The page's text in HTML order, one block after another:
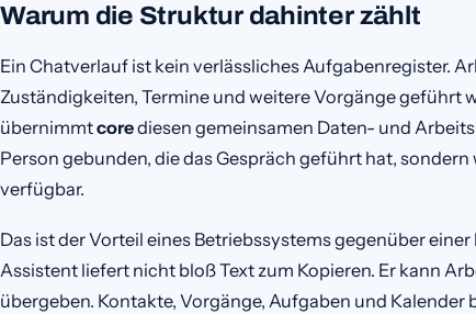
Warum die Struktur dahinter zählt
Ein Chatverlauf ist kein verlässliches Aufgabenregister.
Zuständigkeiten, Termine und weitere Vorgänge
übernimmtcorediesen gemeinsamen Daten- und
Person gebunden, die das Gespräch geführt hat,
verfügbar.
Das ist der Vorteil eines Betriebssystems gegenüber
Assistent liefert nicht bloß Text zum Kopieren. Er kann
übergeben. Kontakte, Vorgänge, Aufgaben und